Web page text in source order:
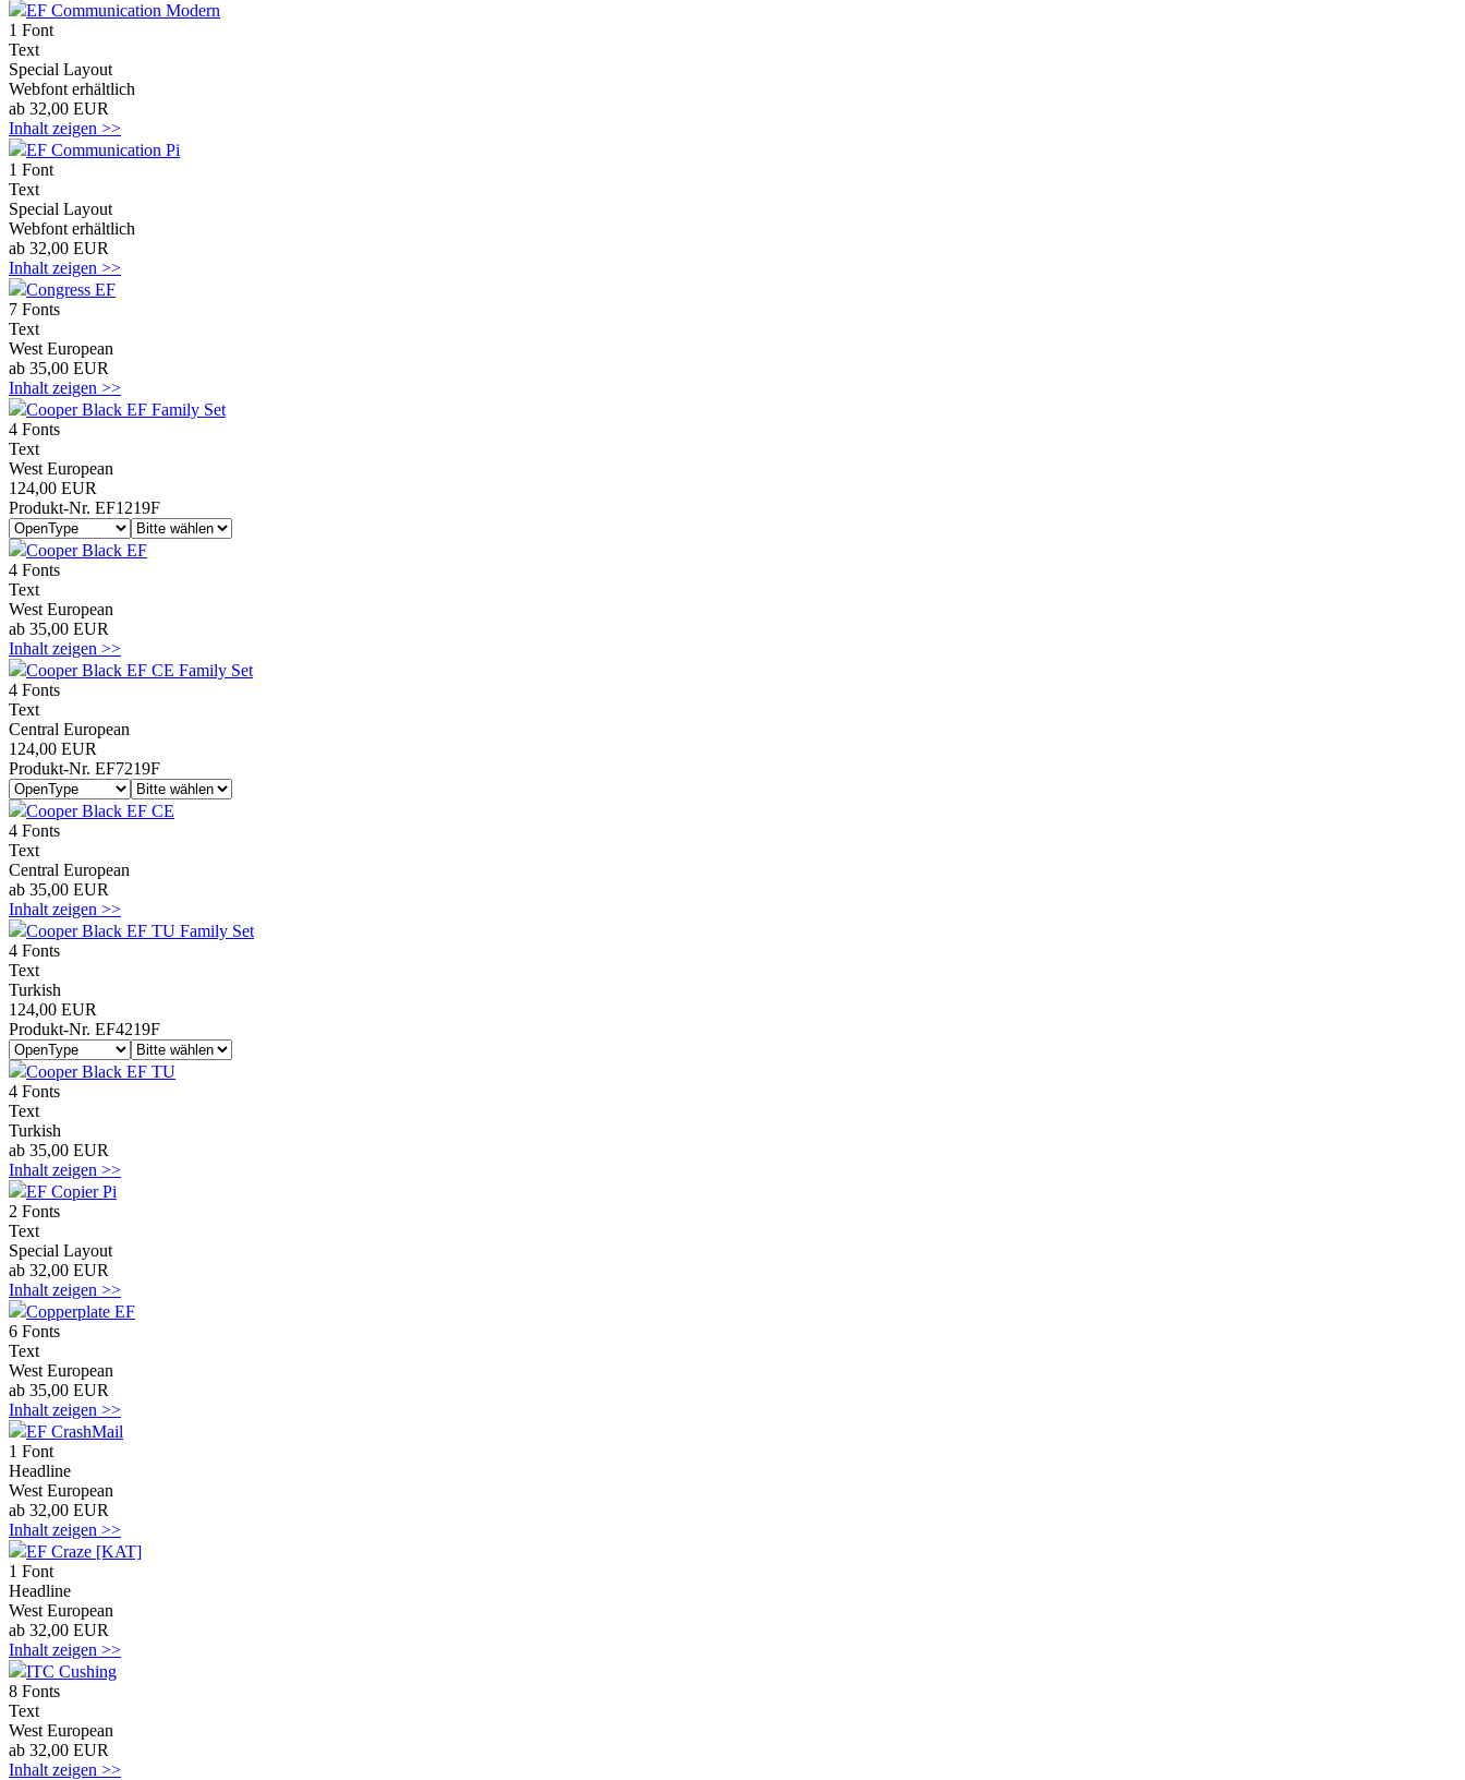
EF Communication Modern
1 Font
Text
Special Layout
Webfont erhältlich
ab 32,00 EUR
Inhalt zeigen >>
EF Communication Pi
1 Font
Text
Special Layout
Webfont erhältlich
ab 32,00 EUR
Inhalt zeigen >>
Congress EF
7 Fonts
Text
West European
ab 35,00 EUR
Inhalt zeigen >>
Cooper Black EF Family Set
4 Fonts
Text
West European
124,00 EUR
Produkt-Nr. EF1219F
Cooper Black EF
4 Fonts
Text
West European
ab 35,00 EUR
Inhalt zeigen >>
Cooper Black EF CE Family Set
4 Fonts
Text
Central European
124,00 EUR
Produkt-Nr. EF7219F
Cooper Black EF CE
4 Fonts
Text
Central European
ab 35,00 EUR
Inhalt zeigen >>
Cooper Black EF TU Family Set
4 Fonts
Text
Turkish
124,00 EUR
Produkt-Nr. EF4219F
Cooper Black EF TU
4 Fonts
Text
Turkish
ab 35,00 EUR
Inhalt zeigen >>
EF Copier Pi
2 Fonts
Text
Special Layout
ab 32,00 EUR
Inhalt zeigen >>
Copperplate EF
6 Fonts
Text
West European
ab 35,00 EUR
Inhalt zeigen >>
EF CrashMail
1 Font
Headline
West European
ab 32,00 EUR
Inhalt zeigen >>
EF Craze [KAT]
1 Font
Headline
West European
ab 32,00 EUR
Inhalt zeigen >>
ITC Cushing
8 Fonts
Text
West European
ab 32,00 EUR
Inhalt zeigen >>